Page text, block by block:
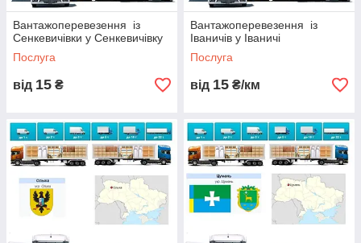
Вантажоперевезення із
Сенкевичівки у Сенкевичівку
Послуга
від 15 ₴
Вантажоперевезення із
Іваничів у Іваничі
Послуга
від 15 ₴/км